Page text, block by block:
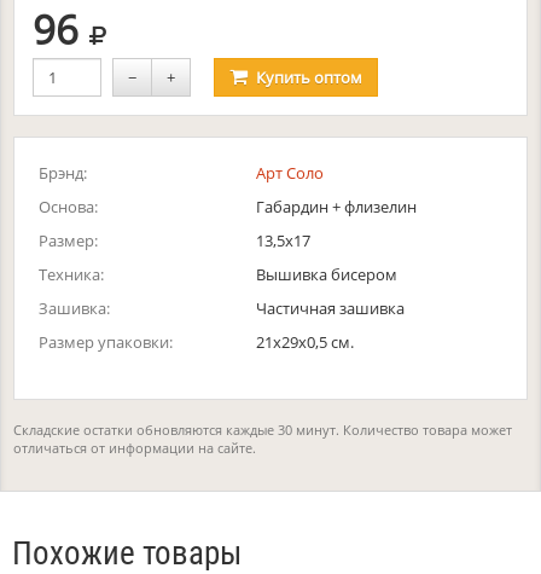
96 руб.
− + Купитьоптом
Брэнд:
Арт Соло
Основа:
Габардин + флизелин
Размер:
13,5х17
Техника:
Вышивка бисером
Зашивка:
Частичная зашивка
Размер упаковки:
21x29x0,5 см.
Складские остатки обновляются каждые 30 минут. Количество товара может
отличаться от информации на сайте.
Похожие товары